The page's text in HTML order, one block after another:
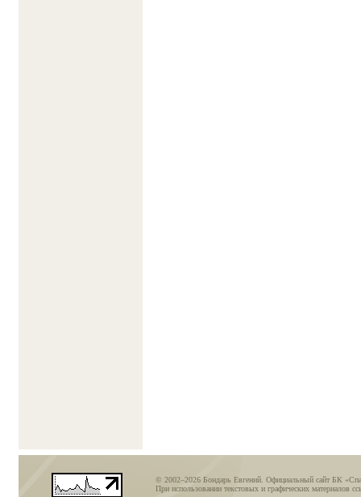
© 2002–2026 Бондарь Евгений. Официальный сайт БК
При использовании текстовых и графических материалов